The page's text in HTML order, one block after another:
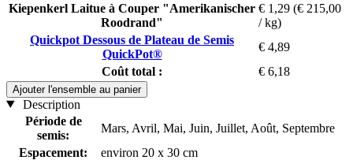
Kiepenkerl Laitue à Couper "Amerikanischer
Roodrand"
€ 1,29 (€ 215,00
/ kg)
Quickpot Dessous de Plateau de Semis
QuickPot®
€ 4,89
Coût total :
€ 6,18
Ajouter l'ensemble au panier
Description
Période de
semis:
Mars, Avril, Mai, Juin, Juillet, Août, Septembre
Espacement:
environ 20 x 30 cm